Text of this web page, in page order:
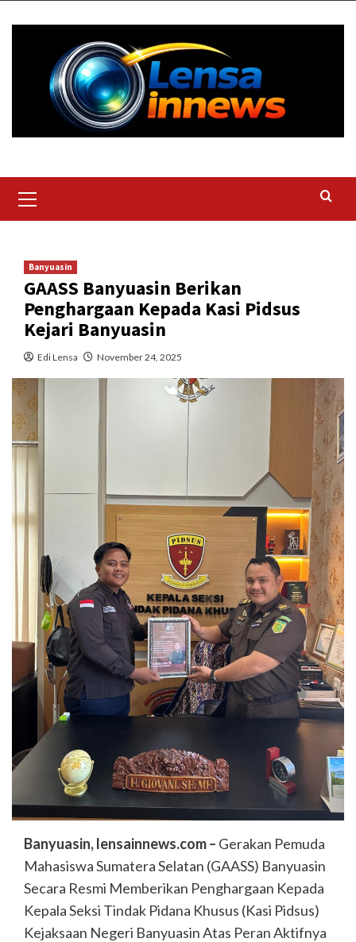
Menu
Banyuasin
GAASS Banyuasin Berikan
Penghargaan Kepada Kasi Pidsus
Kejari Banyuasin
Edi Lensa November 24, 2025
Banyuasin, lensainnews.com – Gerakan Pemuda
Mahasiswa Sumatera Selatan (GAASS) Banyuasin
Secara Resmi Memberikan Penghargaan Kepada
Kepala Seksi Tindak Pidana Khusus (Kasi Pidsus)
Kejaksaan Negeri Banyuasin Atas Peran Aktifnya